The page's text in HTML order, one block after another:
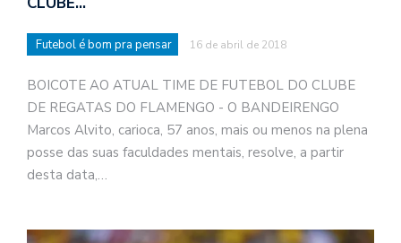
Futebol é bom pra pensar 16 de abril de 2018
BOICOTE AO ATUAL TIME DE FUTEBOL DO CLUBE
DE REGATAS DO FLAMENGO - O BANDEIRENGO
Marcos Alvito, carioca, 57 anos, mais ou menos na plena
posse das suas faculdades mentais, resolve, a partir
desta data,…